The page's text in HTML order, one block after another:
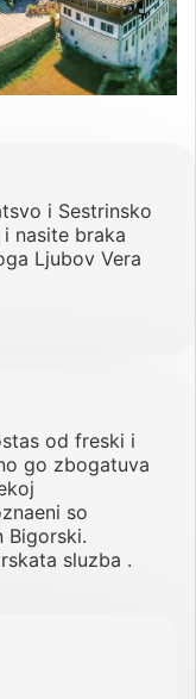
i Sestrinsko
nasite braka
Ljubov Vera
od freski i
go zbogatuva
so
Bigorski.
sluzba .